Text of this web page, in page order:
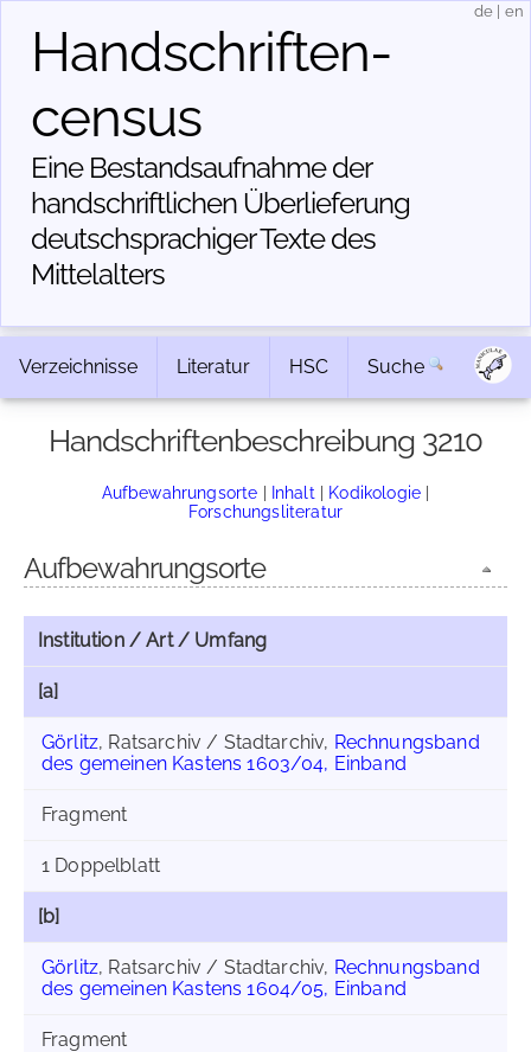
Handschriften­
census
Eine Bestandsaufnahme der
handschriftlichen Über­lieferung
deutschsprachiger Texte des
Mittelalters
de en
Verzeichnisse Literatur HSC Suche
Handschriftenbeschreibung 3210
Aufbewahrungsorte | Inhalt | Kodikologie |
Forschungsliteratur
Aufbewahrungsorte
Institution / Art / Umfang
[a]
Görlitz, Ratsarchiv / Stadtarchiv, Rechnungsband
des gemeinen Kastens 1603/04, Einband
Fragment
1 Doppelblatt
[b]
Görlitz, Ratsarchiv / Stadtarchiv, Rechnungsband
des gemeinen Kastens 1604/05, Einband
Fragment